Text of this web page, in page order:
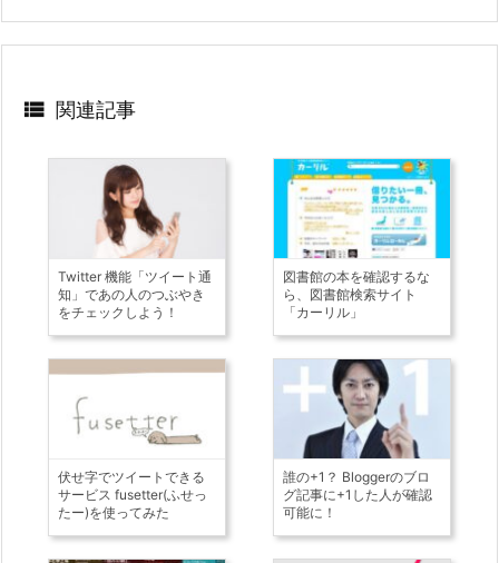
 関連記事
Twitter 機能「ツイート通
知」であの人のつぶやき
をチェックしよう！
図書館の本を確認するな
ら、図書館検索サイト
「カーリル」
伏せ字でツイートできる
サービス fusetter(ふせっ
たー)を使ってみた
誰の+1？ Bloggerのブロ
グ記事に+1した人が確認
可能に！